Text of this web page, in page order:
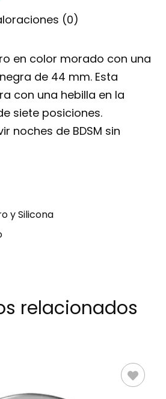
(0)
en color morado con una
de 44 mm. Esta
con una hebilla en la
siete posiciones.
noches de BDSM sin
y Silicona
relacionados